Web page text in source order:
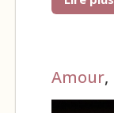
Amour,